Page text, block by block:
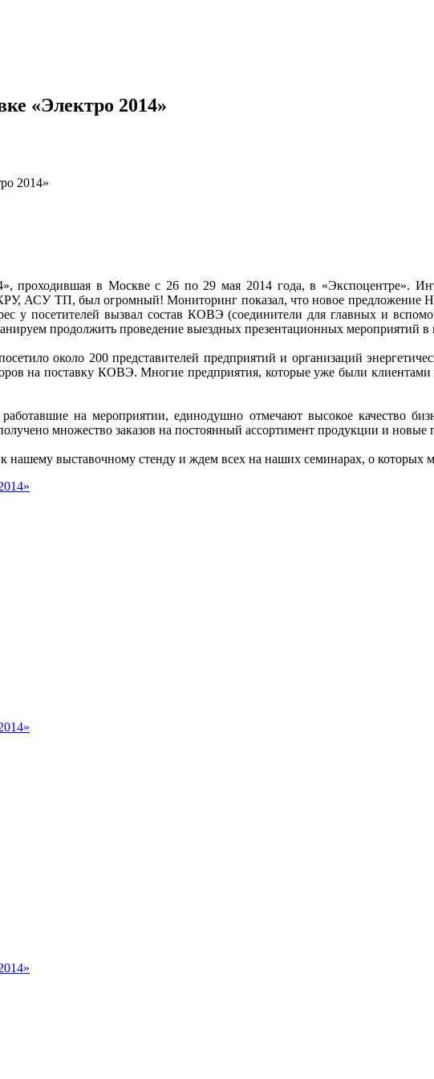
«Электро 2014»
2014»
проходившая в Москве с 26 по 29 мая 2014 года, в «Экспоцентре».
АСУ ТП, был огромный! Мониторинг показал, что новое
у посетителей вызвал состав КОВЭ (соединители для главных и
продолжить проведение выездных презентационных мероприятий
около 200 представителей предприятий и организаций
на поставку КОВЭ. Многие предприятия, которые уже были
на мероприятии, единодушно отмечают высокое качество
множество заказов на постоянный ассортимент продукции и новые
нашему выставочному стенду и ждем всех на наших семинарах, о которых